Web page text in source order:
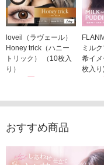
loveil（ラヴェール）
Honey trick（ハニー
トリック） （10枚入
り）
ミル
希イ
枚入り
おすすめ商品